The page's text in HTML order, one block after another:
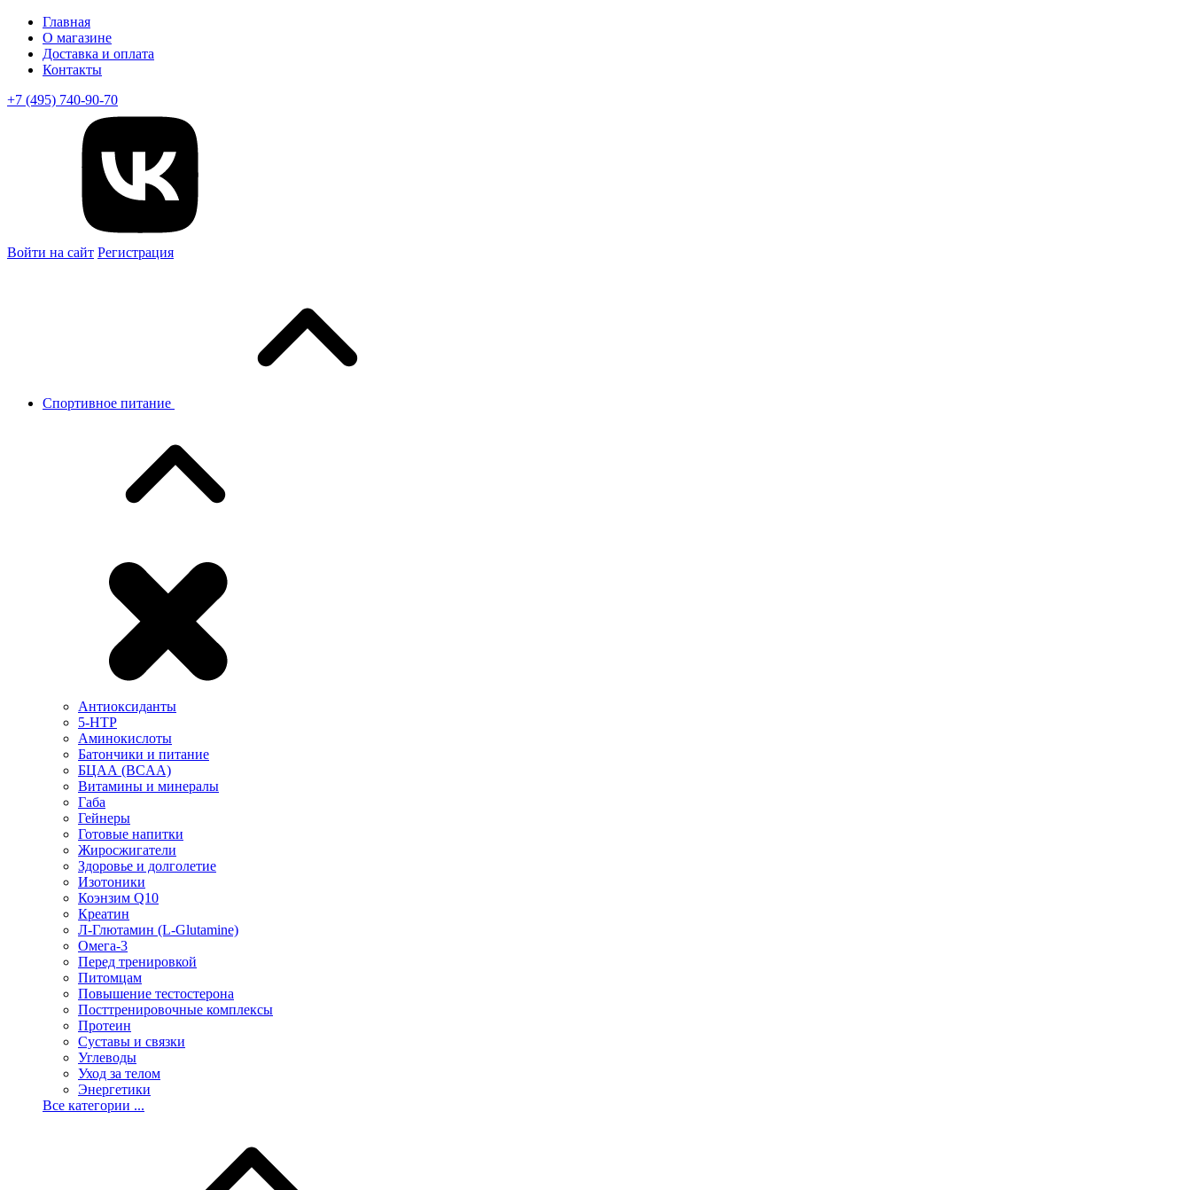
Главная
О магазине
Доставка и оплата
Контакты
+7 (495) 740-90-70
Войти на сайт Регистрация
Спортивное питание
Антиоксиданты
5-HTP
Аминокислоты
Батончики и питание
БЦАА (BCAA)
Витамины и минералы
Габа
Гейнеры
Готовые напитки
Жиросжигатели
Здоровье и долголетие
Изотоники
Коэнзим Q10
Креатин
Л-Глютамин (L-Glutamine)
Омега-3
Перед тренировкой
Питомцам
Повышение тестостерона
Посттренировочные комплексы
Протеин
Суставы и связки
Углеводы
Уход за телом
Энергетики
Все категории ...